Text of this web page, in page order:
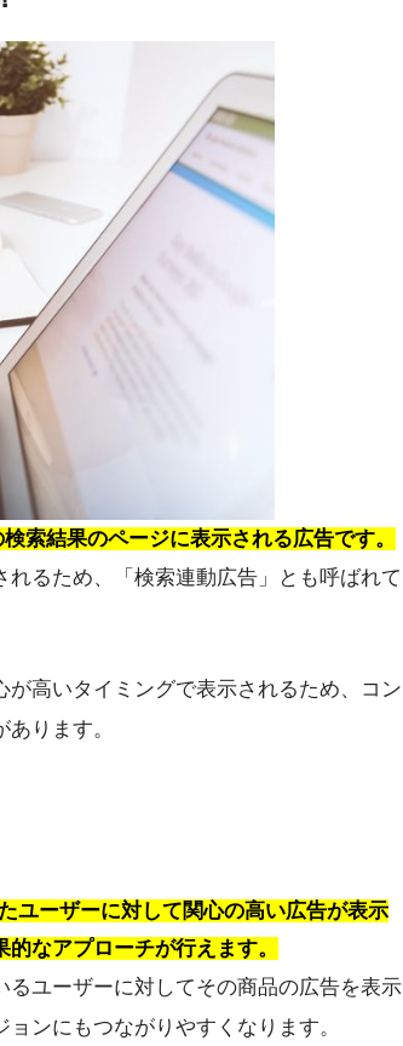
索結果のページに表示される広告です。
るため、「検索連動広告」とも呼ばれて
高いタイミングで表示されるため、コン
ります。
ユーザーに対して関心の高い広告が表示
なアプローチが行えます。
ユーザーに対してその商品の広告を表示
ンにもつながりやすくなります。